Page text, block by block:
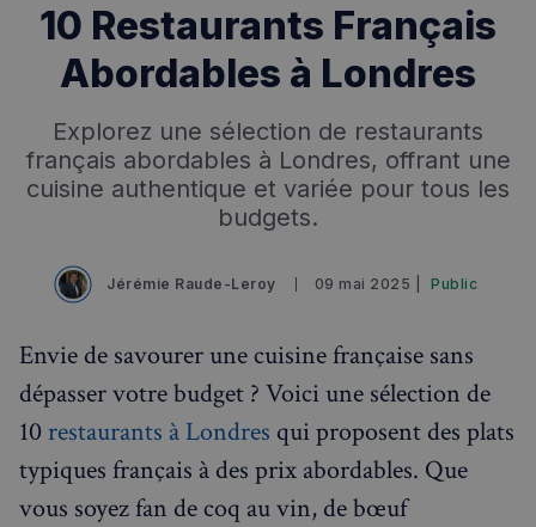
10 Restaurants Français
Abordables à Londres
Explorez une sélection de restaurants
français abordables à Londres, offrant une
cuisine authentique et variée pour tous les
budgets.
Jérémie Raude-Leroy 09 mai 2025 | Public
Envie de savourer une cuisine française sans
dépasser votre budget ? Voici une sélection de
10 restaurants à Londres qui proposent des plats
typiques français à des prix abordables. Que
vous soyez fan de coq au vin, de bœuf